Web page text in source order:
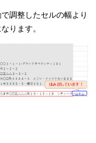
調整したセルの幅より
ります。